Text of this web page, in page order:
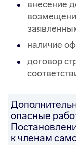
внесение
наличие
договор
опасные
к членам